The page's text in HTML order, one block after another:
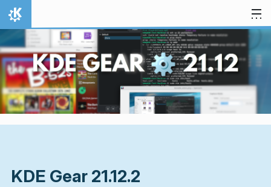
Перейти к содержимому
На главную
KDE Gear 21.12.2